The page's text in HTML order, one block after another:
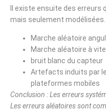
Il existe ensuite des
mais seulement
Marche aléatoire
Marche aléatoire à
bruit blanc du capteur
Artefacts induits par
plateformes mobiles
Conclusion : Les erreurs
Les erreurs aléatoires sont